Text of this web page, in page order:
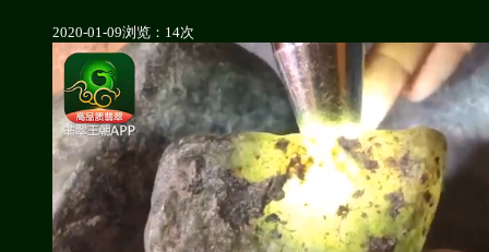
2020-01-09浏览：14次